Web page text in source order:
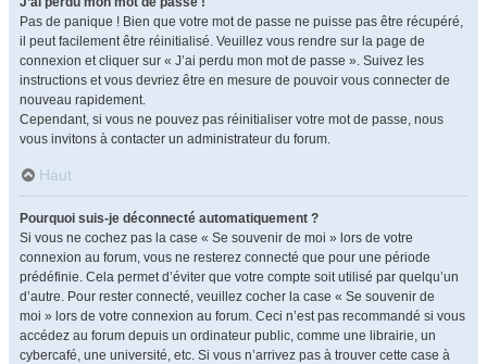
Pas de panique ! Bien que votre mot de passe ne puisse pas être récupéré,
il peut facilement être réinitialisé. Veuillez vous rendre sur la page de
connexion et cliquer sur « J’ai perdu mon mot de passe ». Suivez les
instructions et vous devriez être en mesure de pouvoir vous connecter de
nouveau rapidement.
Cependant, si vous ne pouvez pas réinitialiser votre mot de passe, nous
vous invitons à contacter un administrateur du forum.
Haut
Pourquoi suis-je déconnecté automatiquement ?
Si vous ne cochez pas la case « Se souvenir de moi » lors de votre
connexion au forum, vous ne resterez connecté que pour une période
prédéfinie. Cela permet d’éviter que votre compte soit utilisé par quelqu’un
d’autre. Pour rester connecté, veuillez cocher la case « Se souvenir de
moi » lors de votre connexion au forum. Ceci n’est pas recommandé si vous
accédez au forum depuis un ordinateur public, comme une librairie, un
cybercafé, une université, etc. Si vous n’arrivez pas à trouver cette case à